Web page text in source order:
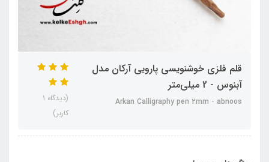
قلم فلزی خوشنویسی پارویی آرکان مدل
آبنوس - 2 میلی‌متر
Arkan Calligraphy pen 2mm - abnoos
(دیدگاه 1
کاربر)